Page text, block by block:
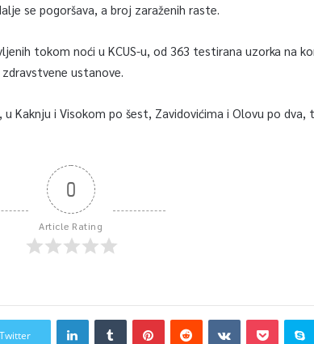
se pogoršava, a broj zaraženih raste.
tokom noći u KCUS-u, od 363 testirana uzorka na
ustanove.
Kaknju i Visokom po šest, Zavidovićima i Olovu po dva,
0
Article Rating
Twitter